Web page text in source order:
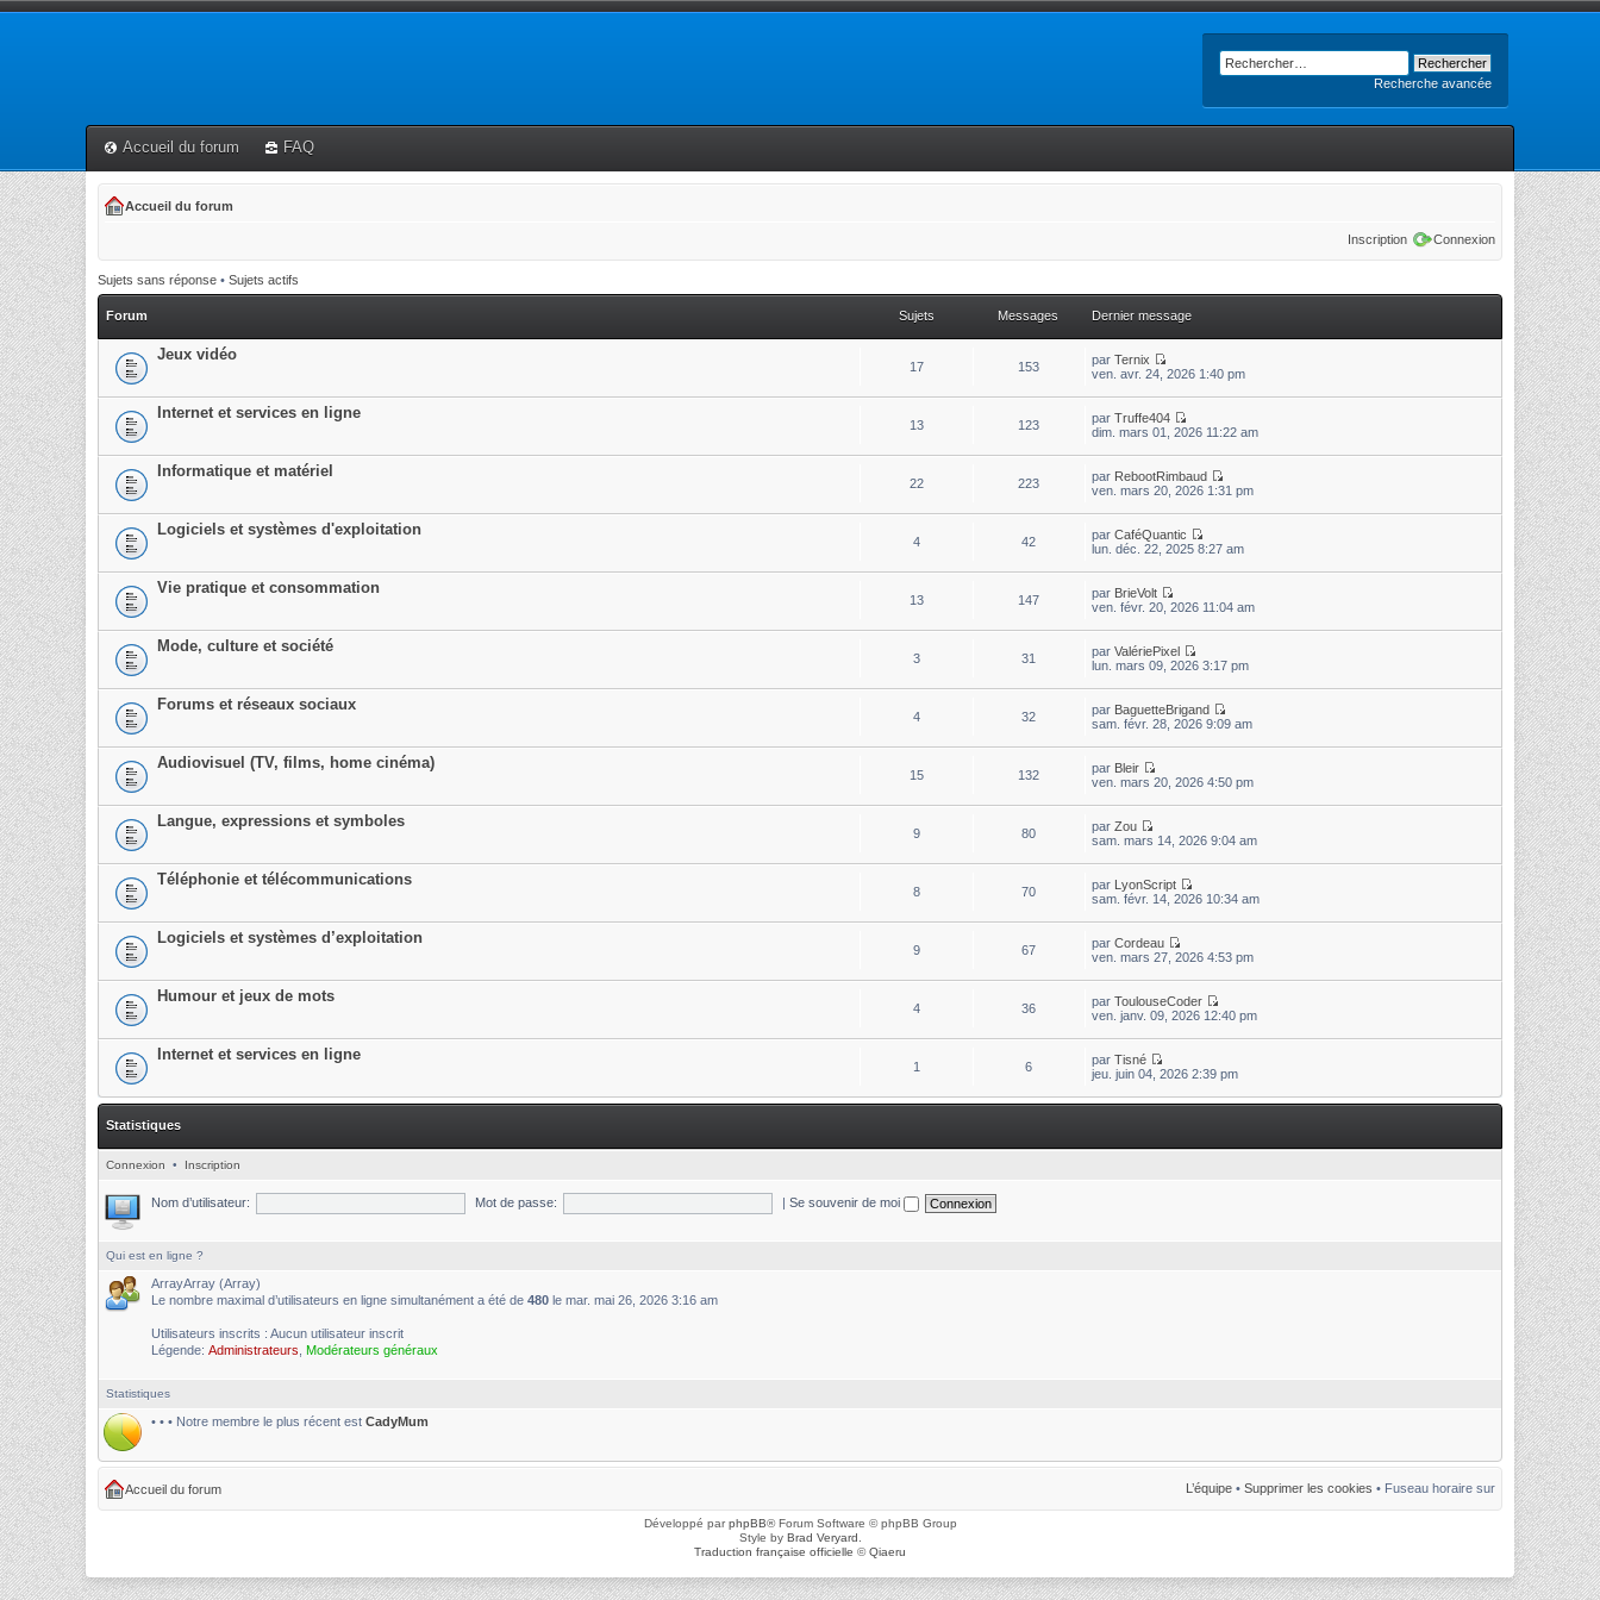
Recherche avancée
Accueil du forum FAQ
Accueil du forum
Inscription Connexion
Sujets sans réponse • Sujets actifs
Forum Sujets Messages Dernier message
Jeux vidéo
17 153 parTernix
ven. avr. 24, 2026 1:40 pm
Internet et services en ligne
13 123 parTruffe404
dim. mars 01, 2026 11:22 am
Informatique et matériel
22 223 par RebootRimbaud
ven. mars 20, 2026 1:31 pm
Logiciels et systèmes d'exploitation
4 42 parCaféQuantic
lun. déc. 22, 2025 8:27 am
Vie pratique et consommation
13 147 par BrieVolt
ven. févr. 20, 2026 11:04 am
Mode, culture et société
3 31 parValériePixel
lun. mars 09, 2026 3:17 pm
Forums et réseaux sociaux
4 32 par BaguetteBrigand
sam. févr. 28, 2026 9:09 am
Audiovisuel (TV, films, home cinéma)
15 132 par Bleir
ven. mars 20, 2026 4:50 pm
Langue, expressions et symboles
9 80 parZou
sam. mars 14, 2026 9:04 am
Téléphonie et télécommunications
8 70 par LyonScript
sam. févr. 14, 2026 10:34 am
Logiciels et systèmes d’exploitation
9 67 parCordeau
ven. mars 27, 2026 4:53 pm
Humour et jeux de mots
4 36 parToulouseCoder
ven. janv. 09, 2026 12:40 pm
Internet et services en ligne
1 6 parTisné
jeu. juin 04, 2026 2:39 pm
Statistiques
Connexion • Inscription
Nom d’utilisateur: Mot de passe: |Se souvenir de moi
Qui est en ligne ?
ArrayArray (Array)
Le nombre maximal d’utilisateurs en ligne simultanément a été de 480 le mar. mai 26, 2026 3:16 am
Utilisateurs inscrits : Aucun utilisateur inscrit
Légende: Administrateurs Modérateurs généraux
Statistiques
• • • Notre membre le plus récent est CadyMum
Accueil du forum L’équipe • Supprimer les cookies • Fuseau horaire sur
Développé parphpBB® Forum Software © phpBB Group
Style by Brad Veryard
Traduction française officielle ©Qiaeru